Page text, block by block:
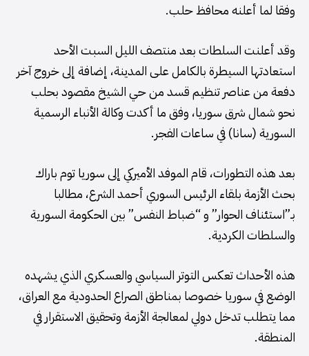
وفقا لما أعلنه محافظ حلب.
وقد أعلنت السلطات بعد منتصف الليل السبت الأحد
استعادتها السيطرة بالكامل على المدينة، إضافة إلى خروج آخر
دفعة من عناصر تنظيم قسد من حي الشيخ مقصود بحلب
نحو شمال شرق سوريا، وفق ما أكدت وكالة الأنباء الرسمية
السورية (سانا) في ساعات الفجر.
بعد هذه التطورات، قام الموفد الأميركي إلى سوريا توم باراك
بحث الأزمة بلقاء الرئيس السوري أحمد الشرع، مطالبا
بـ”استئناف الحوار” و “ضباط النفس” بين الحكومة السورية
والسلطات الكردية.
هذه الأحداث تعكس التوتر السياسي والعسكري الذي يشهده
الوضع في سوريا خصوصا بمناطق الصراع الحدودية مع العراق،
مما يتطلب تدخل دولي لمعالجة الأزمة وتحقيق الاستقرار في
المنطقة.